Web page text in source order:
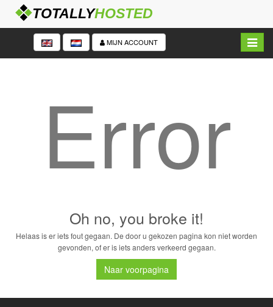
MIJN ACCOUNT
in/
Error
Oh no, you broke it!
Helaas is er iets fout gegaan. De door u gekozen pagina kon niet worden
gevonden, of er is iets anders verkeerd gegaan.
Naar voorpagina